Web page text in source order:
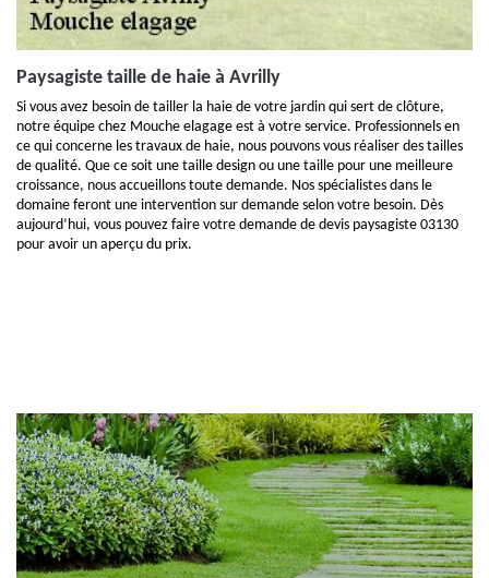
Paysagiste taille de haie à Avrilly
Si vous avez besoin de tailler la haie de votre jardin qui sert de clôture,
notre équipe chez Mouche elagage est à votre service. Professionnels en
ce qui concerne les travaux de haie, nous pouvons vous réaliser des tailles
de qualité. Que ce soit une taille design ou une taille pour une meilleure
croissance, nous accueillons toute demande. Nos spécialistes dans le
domaine feront une intervention sur demande selon votre besoin. Dès
aujourd’hui, vous pouvez faire votre demande de devis paysagiste 03130
pour avoir un aperçu du prix.